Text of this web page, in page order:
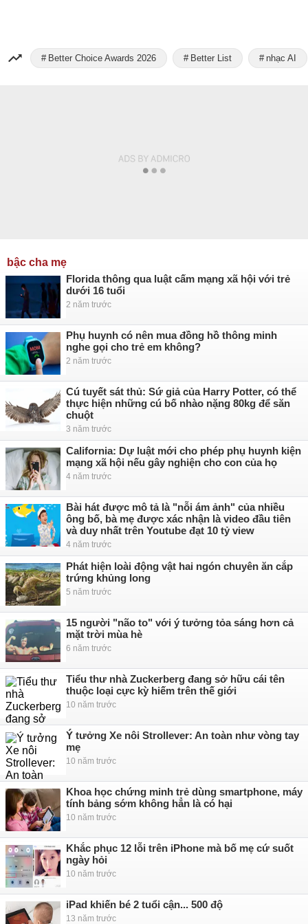
Better Choice Awards 2026 Better List nhạc AI
bậc cha mẹ
Florida thông qua luật cấm mạng xã hội với trẻ
dưới 16 tuổi
2 năm trước
Phụ huynh có nên mua đồng hồ thông minh
nghe gọi cho trẻ em không?
2 năm trước
Cú tuyết sát thủ: Sứ giả của Harry Potter, có thể
thực hiện những cú bố nhào nặng 80kg để săn
chuột
3 năm trước
California: Dự luật mới cho phép phụ huynh kiện
mạng xã hội nếu gây nghiện cho con của họ
4 năm trước
Bài hát được mô tả là "nỗi ám ảnh" của nhiều
ông bố, bà mẹ được xác nhận là video đầu tiên
và duy nhất trên Youtube đạt 10 tỷ view
4 năm trước
Phát hiện loài động vật hai ngón chuyên ăn cắp
trứng khủng long
5 năm trước
15 người "não to" với ý tưởng tỏa sáng hơn cả
mặt trời mùa hè
6 năm trước
Tiểu thư nhà Zuckerberg đang sở hữu cái tên
thuộc loại cực kỳ hiếm trên thế giới
10 năm trước
Ý tưởng Xe nôi Strollever: An toàn như vòng tay
mẹ
10 năm trước
Khoa học chứng minh trẻ dùng smartphone, máy
tính bảng sớm không hẳn là có hại
10 năm trước
Khắc phục 12 lỗi trên iPhone mà bố mẹ cứ suốt
ngày hỏi
10 năm trước
iPad khiến bé 2 tuổi cận... 500 độ
13 năm trước